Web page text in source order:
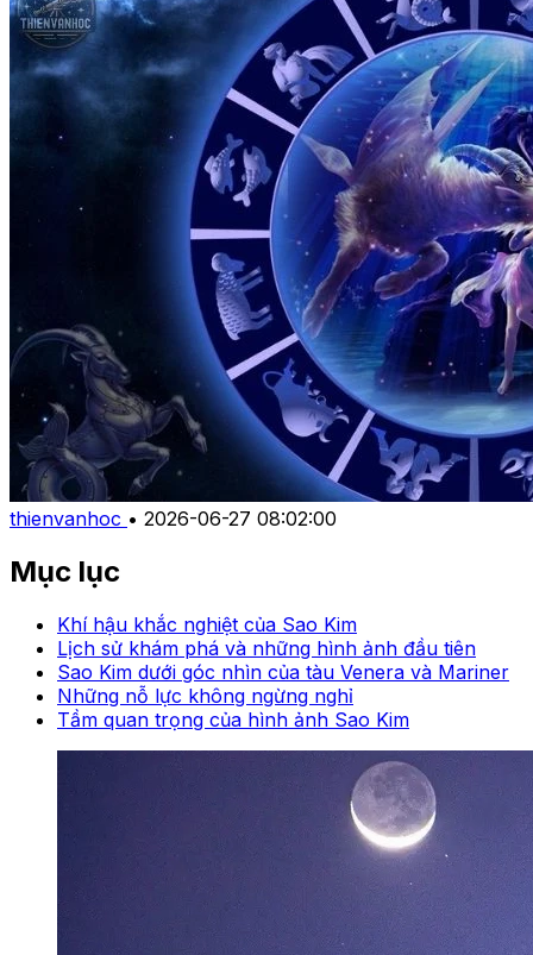
thienvanhoc • 2026-06-27 08:02:00
Mục lục
Khí hậu khắc nghiệt của Sao Kim
Lịch sử khám phá và những hình ảnh đầu tiên
Sao Kim dưới góc nhìn của tàu Venera và Mariner
Những nỗ lực không ngừng nghỉ
Tầm quan trọng của hình ảnh Sao Kim